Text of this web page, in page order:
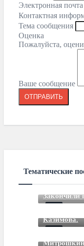
Электронная почта
Контактная
Тема сообщения
Оценка
Пожалуйста,
Ваше сообщение
Тематические
Закончили
Казимова.